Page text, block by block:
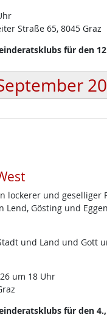
Straße 65, 8045 Graz
für den
lockerer und geselliger
Gösting und
und Land und
um 18 Uhr
für den